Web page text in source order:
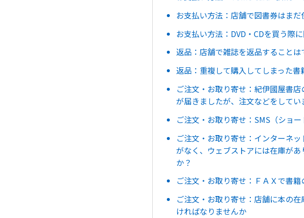
お支払い方法：店舗で図書券はまだ
お支払い方法：DVD・CDを買う際
返品：店舗で雑誌を返品することは
返品：重複して購入してしまった
ご注文・お取り寄せ：紀伊國屋書
が届きましたが、注文などをしてい
ご注文・お取り寄せ：SMS（ショ
ご注文・お取り寄せ：インターネ
がなく、ウェブストアには在庫が
か？
ご注文・お取り寄せ：ＦＡＸで書
ご注文・お取り寄せ：店舗に本の
ければなりませんか